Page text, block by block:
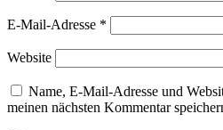
E-Mail-Adresse *
Website
Name, E-Mail-Adresse und
meinen nächsten Kommentar